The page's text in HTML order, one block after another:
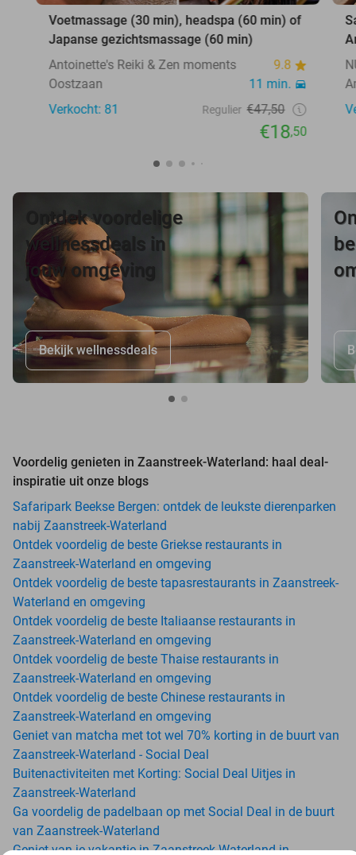
Voetmassage (30 min), headspa (60 min) of
Japanse gezichtsmassage (60 min)
Antoinette's Reiki & Zen moments
9.8
Oostzaan
11 min.
Verkocht: 81
Regulier €47,50
€18,50
Ontdek voordelige
wellnessdeals in
jouw omgeving
Bekijk wellnessdeals
Voordelig genieten in Zaanstreek-Waterland: haal deal-
inspiratie uit onze blogs
Safaripark Beekse Bergen: ontdek de leukste dierenparken
nabij Zaanstreek-Waterland
Ontdek voordelig de beste Griekse restaurants in
Zaanstreek-Waterland en omgeving
Ontdek voordelig de beste tapasrestaurants in Zaanstreek-
Waterland en omgeving
Ontdek voordelig de beste Italiaanse restaurants in
Zaanstreek-Waterland en omgeving
Ontdek voordelig de beste Thaise restaurants in
Zaanstreek-Waterland en omgeving
Ontdek voordelig de beste Chinese restaurants in
Zaanstreek-Waterland en omgeving
Geniet van matcha met tot wel 70% korting in de buurt van
Zaanstreek-Waterland - Social Deal
Buitenactiviteiten met Korting: Social Deal Uitjes in
Zaanstreek-Waterland
Ga voordelig de padelbaan op met Social Deal in de buurt
van Zaanstreek-Waterland
Geniet van je vakantie in Zaanstreek-Waterland in